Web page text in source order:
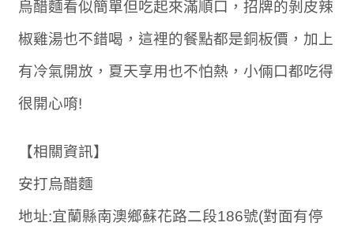
烏醋麵看似簡單但吃起來滿順口，招牌的剝皮辣
椒雞湯也不錯喝，這裡的餐點都是銅板價，加上
有冷氣開放，夏天享用也不怕熱，小倆口都吃得
很開心唷!
【相關資訊】
安打烏醋麵
地址:宜蘭縣南澳鄉蘇花路二段186號(對面有停